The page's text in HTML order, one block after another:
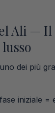
Ali —
dei più
iniziale =